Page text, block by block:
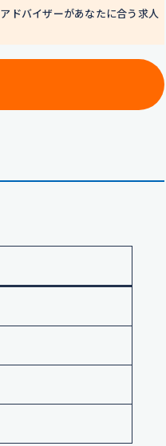
ドバイザーがあなたに合う求人